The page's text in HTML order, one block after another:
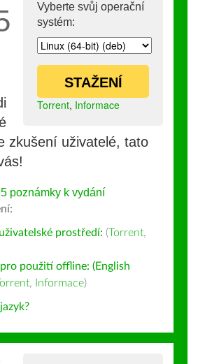
Vyberte svůj operační
systém:
STAŽENÍ
Torrent, Informace
zkušení uživatelé, tato
poznámky k vydání
prostředí: (Torrent,
použití offline: (English
, Informace)